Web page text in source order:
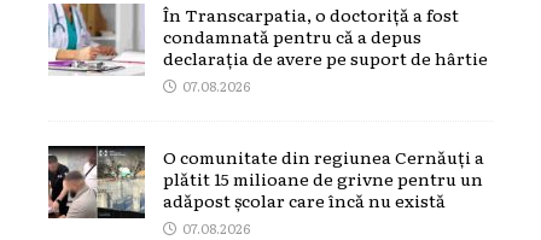
În Transcarpatia, o doctoriță a fost
condamnată pentru că a depus
declarația de avere pe suport de hârtie
07.08.2026
O comunitate din regiunea Cernăuți a
plătit 15 milioane de grivne pentru un
adăpost școlar care încă nu există
07.08.2026